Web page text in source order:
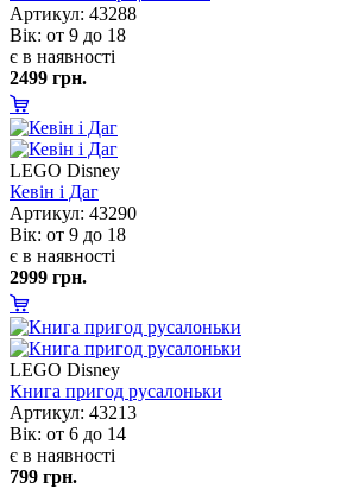
Артикул: 43288
ік: от 9 до 18
є в наявності
2499 грн.
LEGO Disney
Кевін і Да
Артикул: 43290
ік: от 9 до 18
є в наявності
2999 грн.
LEGO Disney
Книга пригод русалоньки
Артикул: 43213
ік: от 6 до 14
є в наявності
799 грн.